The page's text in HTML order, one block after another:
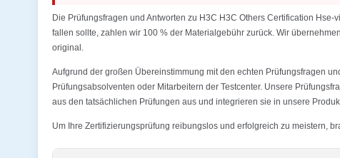
Die Prüfungsfragen und Antworten zu H3C H3C Others Certification
fallen sollte, zahlen wir 100 % der Materialgebühr zurück. Wir
original.
Aufgrund der großen Übereinstimmung mit den echten Prüfungsfragen
Prüfungsabsolventen oder Mitarbeitern der Testcenter. Unsere
aus den tatsächlichen Prüfungen aus und integrieren sie in unsere
Um Ihre Zertifizierungsprüfung reibungslos und erfolgreich zu meistern,